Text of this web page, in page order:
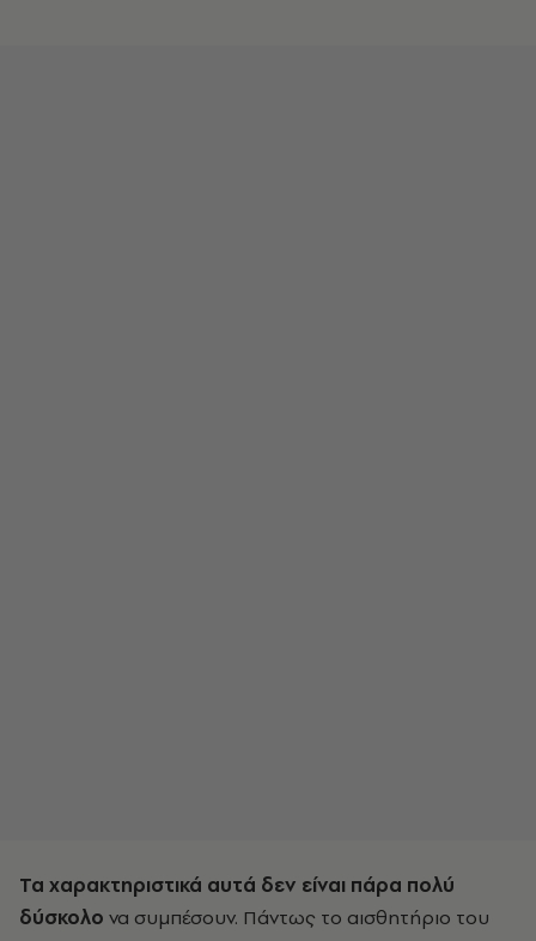
Τα χαρακτηριστικά αυτά δεν είναι πάρα πολύ
δύσκολο να συμπέσουν. Πάντως το αισθητήριο του